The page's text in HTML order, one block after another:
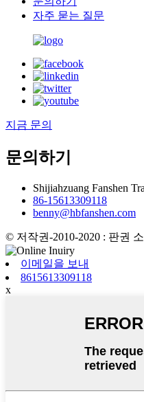
자주 묻는 질문
지금 문의
문의하기
Shijiahzuang Fanshen
86-15613309118
benny@hbfanshen.com
© 저작권-2010-2020 : 판권
이메일을 보내
8615613309118
x